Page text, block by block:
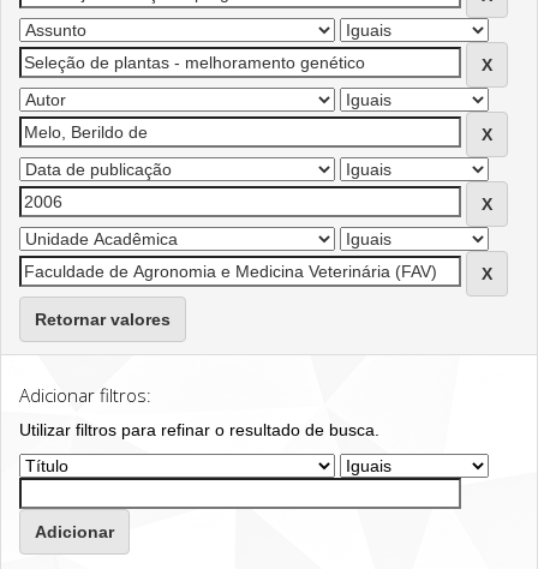
Retornar valores
Adicionar filtros:
Utilizar filtros para refinar o resultado de busca.